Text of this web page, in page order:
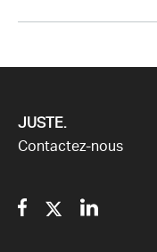
JUSTE.
Contactez-nous
Facebook
TwitterLinkedin